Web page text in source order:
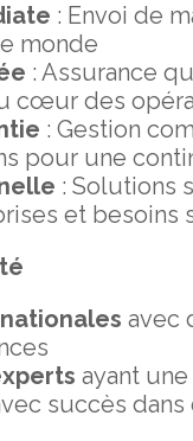
: Envoi de
monde
: Assurance
cœur des
: Gestion
pour une
: Solutions
et besoins
avec
ayant
succès